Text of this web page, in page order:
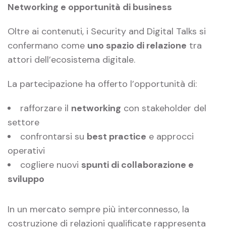
Networking e opportunità di business
Oltre ai contenuti, i Security and Digital Talks si
confermano come uno spazio di relazione tra
attori dell’ecosistema digitale.
La partecipazione ha offerto l’opportunità di:
rafforzare il networking con stakeholder del
settore
confrontarsi su best practice e approcci
operativi
cogliere nuovi spunti di collaborazione e
sviluppo
In un mercato sempre più interconnesso, la
costruzione di relazioni qualificate rappresenta